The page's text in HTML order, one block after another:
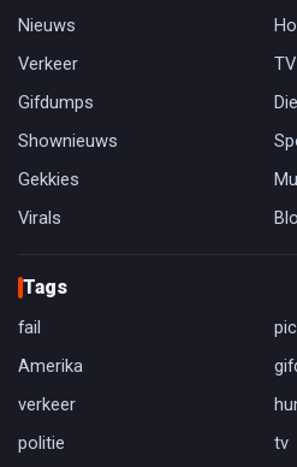
Nieuws
Verkeer
TV
Gifdumps
Shownieuws
Gekkies
Virals
Tags
fail
Amerika
verkeer
politie
tv